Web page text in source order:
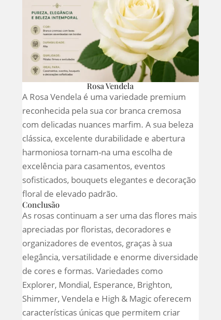
Rosa Vendela
A Rosa Vendela é uma variedade premium
reconhecida pela sua cor branca cremosa
com delicadas nuances marfim. A sua beleza
clássica, excelente durabilidade e abertura
harmoniosa tornam-na uma escolha de
excelência para casamentos, eventos
sofisticados, bouquets elegantes e decoração
floral de elevado padrão.
Conclusão
As rosas continuam a ser uma das flores mais
apreciadas por floristas, decoradores e
organizadores de eventos, graças à sua
elegância, versatilidade e enorme diversidade
de cores e formas. Variedades como
Explorer, Mondial, Esperance, Brighton,
Shimmer, Vendela e High & Magic oferecem
características únicas que permitem criar